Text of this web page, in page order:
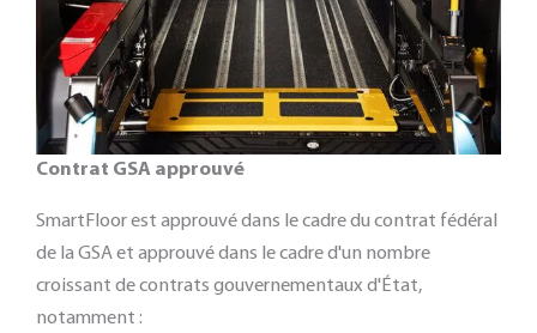
Contrat GSA approuvé
SmartFloor est approuvé dans le cadre du contrat fédéral
de la GSA et approuvé dans le cadre d'un nombre
croissant de contrats gouvernementaux d'État,
notamment :